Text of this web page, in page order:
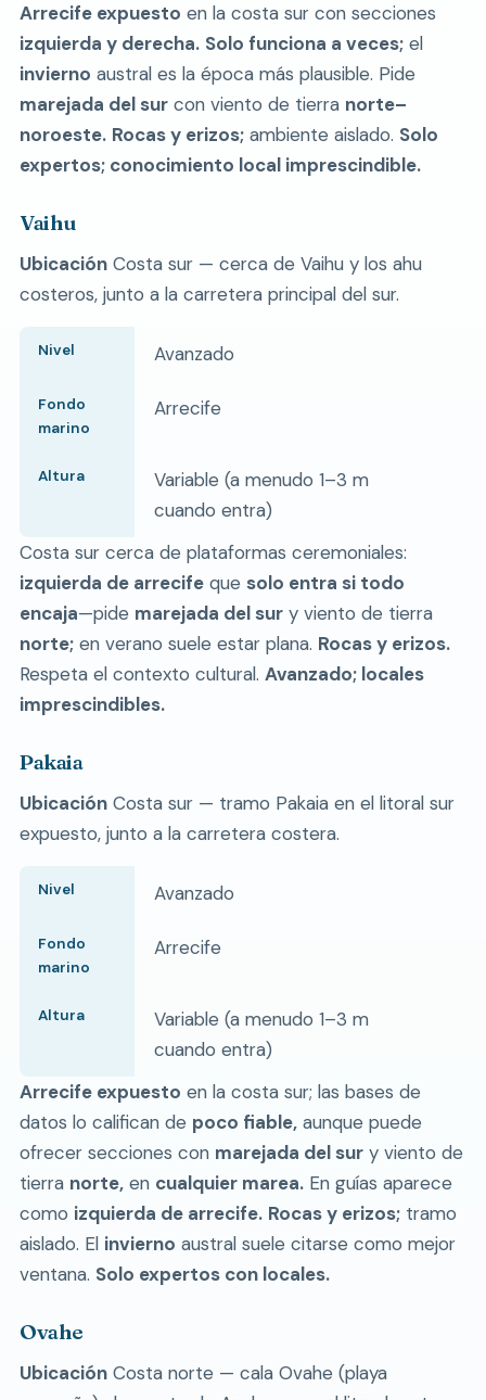
Arrecife expuesto en la costa sur con secciones
izquierda y derecha. Solo funciona a veces;el
invierno austral es la época más plausible. Pide
marejada del surcon viento de tierra norte–
noroeste. Rocas y erizos;ambiente aislado. Solo
expertos; conocimiento local imprescindible.
Vaihu
UbicaciónCosta sur — cerca de Vaihu y los ahu
costeros, junto a la carretera principal del sur.
Nivel Avanzado
Fondo
marino
Arrecife
Altura
Variable (a menudo 1–3 m
cuando entra)
Costa sur cerca de plataformas ceremoniales:
izquierda de arrecifeque solo entra si todo
encaja—pide marejada del sury viento de tierra
norte;en verano suele estar plana. Rocas y erizos.
Respeta el contexto cultural. Avanzado; locales
imprescindibles.
Pakaia
UbicaciónCosta sur — tramo Pakaia en el litoral sur
expuesto, junto a la carretera costera.
Nivel Avanzado
Fondo
marino
Arrecife
Altura
Variable (a menudo 1–3 m
cuando entra)
Arrecife expuesto en la costa sur; las bases de
datos lo califican de poco fiable,aunque puede
ofrecer secciones con marejada del sury viento de
tierra norte,en cualquier marea.En guías aparece
como izquierda de arrecife. Rocas y erizos;tramo
aislado. El invierno austral suele citarse como mejor
ventana. Solo expertos con locales.
Ovahe
UbicaciónCosta norte — cala Ovahe (playa